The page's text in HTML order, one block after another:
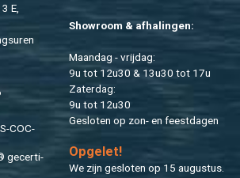
E,
COC-
ge­cer­ti­
Show­room & af­ha­lin­gen:
Maan­dag - vrij­dag:
9u tot 12u30 & 13u30 tot 17u
Za­ter­dag:
9u tot 12u30
Ge­slo­ten op zon- en feest­da­gen
Op­ge­let!
We zijn ge­slo­ten op 15 au­gus­tus.